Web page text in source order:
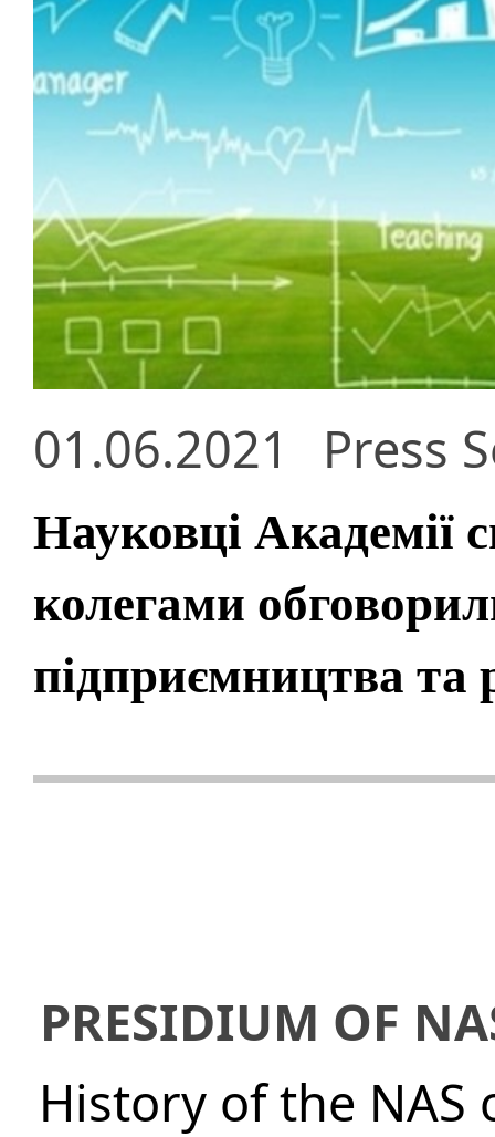
01.06.2021 Press
Науковці Академії
колегами
підприємництва та
PRESIDIUM OF
History of the NAS